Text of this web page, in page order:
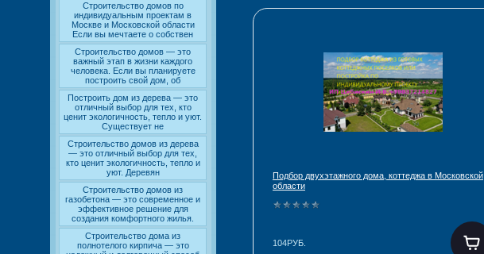
Строительство домов по
индивидуальным проектам в
Москве и Московской области
Если вы мечтаете о собствен
Строительство домов — это
важный этап в жизни каждого
человека. Если вы планируете
построить свой дом, об
Построить дом из дерева — это
отличный выбор для тех, кто
ценит экологичность, тепло и уют.
Существует не
Строительство домов из дерева
— это отличный выбор для тех,
кто ценит экологичность, тепло и
уют. Деревян
Строительство домов из
газобетона — это современное и
эффективное решение для
создания комфортного жилья.
Строительство дома из
полнотелого кирпича — это
Подбор двухэтажного дома, коттеджа в Московской
области
104РУБ.